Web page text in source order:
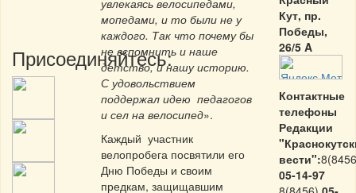
Присоединяйтесь:
увлекаясь велосипедами,
мопедами, и то были не у
каждого. Так что почему бы
не вспомнить и наше
детство, и нашу историю.
С удовольствием
поддержал идею педагогов
и сел на велосипед».
Каждый участник
велопробега посвятили его
Дню Победы и своим
предкам, защищавшим
Кут, пр.
Победы,
26/5 A
Контактные
телефоны
Редакции
вести":
05-14-97